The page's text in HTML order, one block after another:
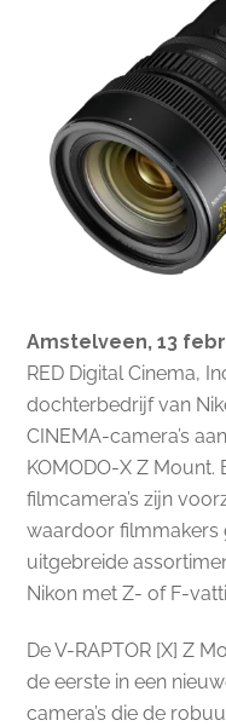
Amstelveen, 13
RED Digital Cinema,
dochterbedrijf van
CINEMA-camera’s
KOMODO-X Z
filmcamera’s zijn
waardoor filmmakers
uitgebreide
Nikon met Z- of F-
De V-RAPTOR [X] Z
de eerste in een
camera’s die de